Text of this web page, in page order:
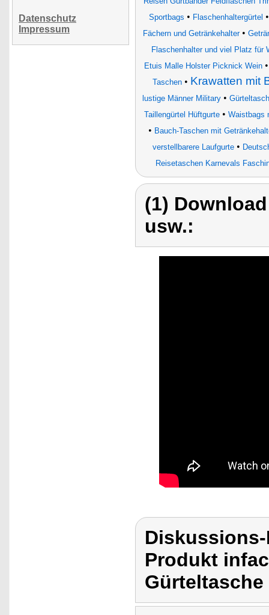
Datenschutz
Impressum
Sportbags • Flaschenhaltergürtel
Fächern und Getränkehalter•
Flaschenhalter und viel Platz für
Etuis Malle Holster Picknick Wein
Taschen • Krawatten mit
lustige Männer Military •
Taillengürtel Hüftgurte • Waistbags
• Bauch-Taschen mit
verstellbarere Laufgurte•
Reisetaschen Karnevals
(1)
usw.:
Produkt